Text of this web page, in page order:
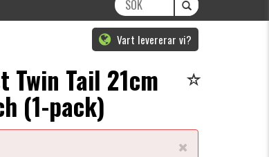
Vart levererar vi?
Twin Tail 21cm
(1-pack)